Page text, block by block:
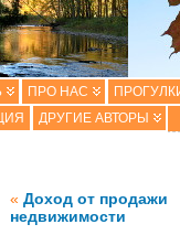
ПРО НАС
ДРУГИЕ АВТОРЫ
« Доход от продажи
недвижимости